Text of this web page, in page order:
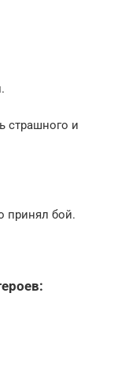
страшного и
принял бой.